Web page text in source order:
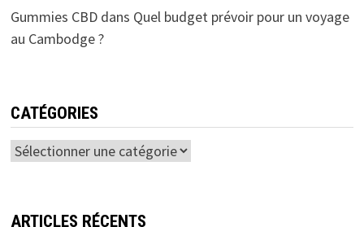
Gummies CBDdans Quel budget prévoir pour un voyage
au Cambodge ?
CATÉGORIES
Catégories
ARTICLES RÉCENTS